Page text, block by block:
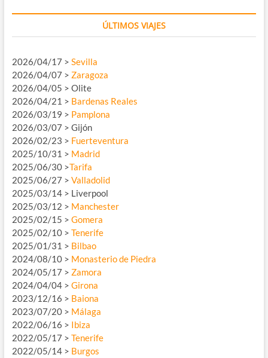
ÚLTIMOS VIAJES
2026/04/17 > Sevilla
2026/04/07 > Zaragoza
2026/04/05 > Olite
2026/04/21 > Bardenas Reales
2026/03/19 > Pamplona
2026/03/07 > Gijón
2026/02/23 > Fuerteventura
2025/10/31 > Madrid
2025/06/30 >Tarifa
2025/06/27 > Valladolid
2025/03/14 > Liverpool
2025/03/12 > Manchester
2025/02/15 > Gomera
2025/02/10 > Tenerife
2025/01/31 > Bilbao
2024/08/10 > Monasterio de Piedra
2024/05/17 > Zamora
2024/04/04 > Girona
2023/12/16 > Baiona
2023/07/20 > Málaga
2022/06/16 > Ibiza
2022/05/17 > Tenerife
2022/05/14 > Burgos